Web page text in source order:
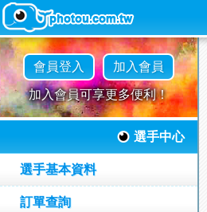
會員登入 加入會員
加入會員可享更多便利！
選手中心
選手基本資料
訂單查詢